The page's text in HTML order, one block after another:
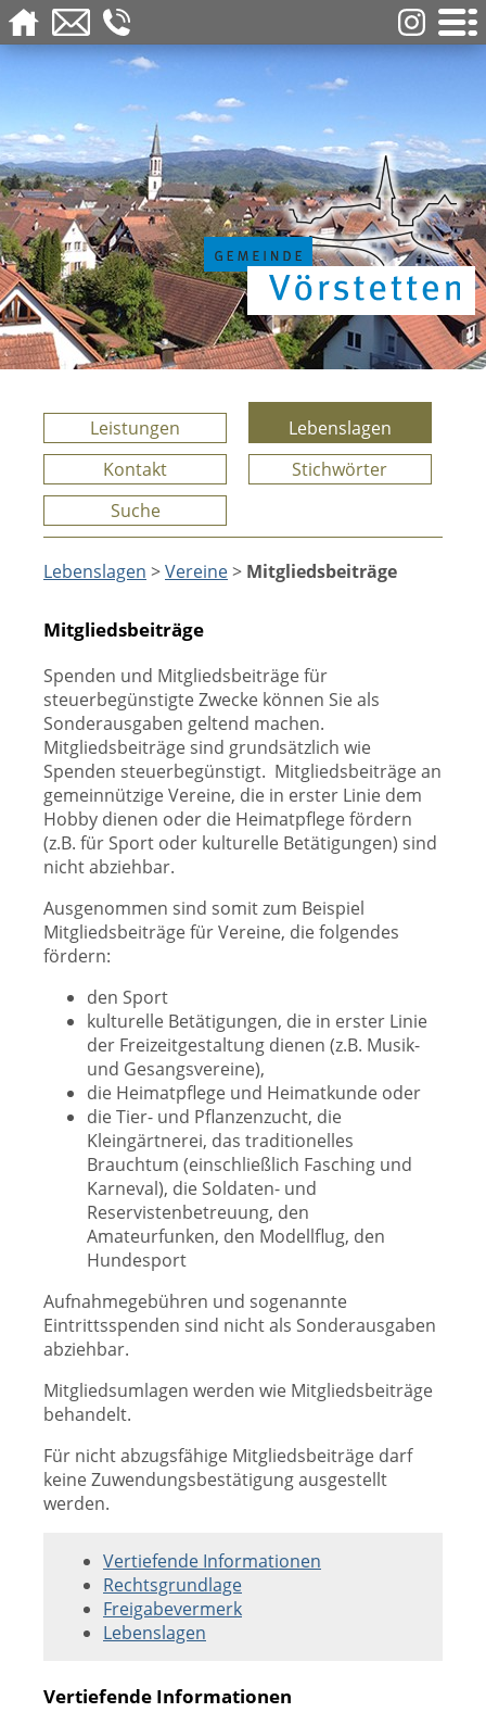
Leistungen
Lebenslagen
Kontakt
Stichwörter
Suche
Lebenslagen >Vereine> Mitgliedsbeiträge
Mitgliedsbeiträge
Spenden und Mitgliedsbeiträge für
steuerbegünstigte Zwecke können Sie als
Sonderausgaben geltend machen.
Mitgliedsbeiträge sind grundsätzlich wie
Spenden steuerbegünstigt. Mitgliedsbeiträge an
gemeinnützige Vereine, die in erster Linie dem
Hobby dienen oder die Heimatpflege fördern
(z.B. für Sport oder kulturelle Betätigungen) sind
nicht abziehbar.
Ausgenommen sind somit zum Beispiel
Mitgliedsbeiträge für Vereine, die folgendes
fördern:
den Sport
kulturelle Betätigungen, die in erster Linie
der Freizeitgestaltung dienen (z.B. Musik-
und Gesangsvereine),
die Heimatpflege und Heimatkunde oder
die Tier- und Pflanzenzucht, die
Kleingärtnerei, das traditionelles
Brauchtum (einschließlich Fasching und
Karneval), die Soldaten- und
Reservistenbetreuung, den
Amateurfunken, den Modellflug, den
Hundesport
Aufnahmegebühren und sogenannte
Eintrittsspenden sind nicht als Sonderausgaben
abziehbar.
Mitgliedsumlagen werden wie Mitgliedsbeiträge
behandelt.
Für nicht abzugsfähige Mitgliedsbeiträge darf
keine Zuwendungsbestätigung ausgestellt
werden.
Vertiefende Informationen
Rechtsgrundlage
Freigabevermerk
Lebenslagen
Vertiefende Informationen